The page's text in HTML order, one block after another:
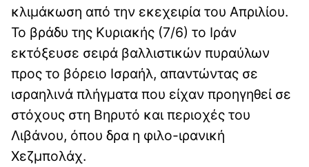
κλιμάκωση από την εκεχειρία του Απριλίου.
Το βράδυ της Κυριακής (7/6) το Ιράν
εκτόξευσε σειρά βαλλιστικών πυραύλων
προς το βόρειο Ισραήλ, απαντώντας σε
ισραηλινά πλήγματα που είχαν προηγηθεί σε
στόχους στη Βηρυτό και περιοχές του
Λιβάνου, όπου δρα η φιλο-ιρανική
Χεζμπολάχ.